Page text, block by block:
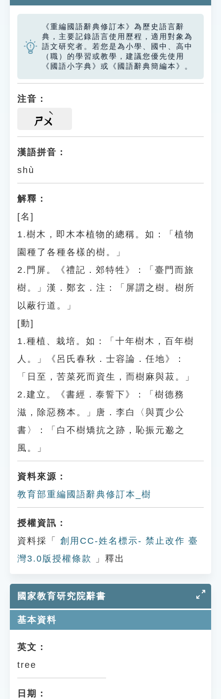
《重編國語辭典修訂本》為歷史語言辭
典，主要記錄語言使用歷程，適用對象為
語文研究者。若您是為小學、國中、高中
（職）的學習或教學，建議您優先使用
《國語小字典》或《國語辭典簡編本》。
注音：
ㄕㄨ
漢語拼音：
shù
解釋：
[名]
1.樹木，即木本植物的總稱。如：「植物
園種了各種各樣的樹。」
2.門屏。《禮記．郊特牲》：「臺門而旅
樹。」漢．鄭玄．注：「屏謂之樹。樹所
以蔽行道。」
[動]
1.種植、栽培。如：「十年樹木，百年樹
人。」《呂氏春秋．士容論．任地》：
「日至，苦菜死而資生，而樹麻與菽。」
2.建立。《書經．泰誓下》：「樹德務
滋，除惡務本。」唐．李白〈與賈少公
書〉：「白不樹矯抗之跡，恥振元邈之
風。」
資料來源：
教育部重編國語辭典修訂本_樹
授權資訊：
資料採「
創用CC-姓名標示- 禁止改作 臺
灣3.0版授權條款
」釋出
國家教育研究院辭書
基本資料
英文：
tree
日期：